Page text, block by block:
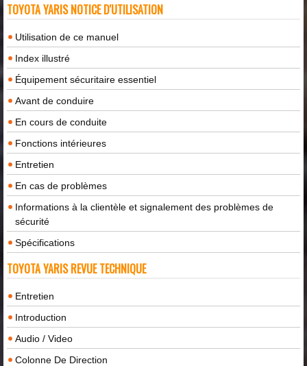
TOYOTA YARIS NOTICE D'UTILISATION
Utilisation de ce manuel
Index illustré
Équipement sécuritaire essentiel
Avant de conduire
En cours de conduite
Fonctions intérieures
Entretien
En cas de problèmes
Informations à la clientèle et signalement des problèmes de
sécurité
Spécifications
TOYOTA YARIS REVUE TECHNIQUE
Entretien
Introduction
Audio / Video
Colonne De Direction